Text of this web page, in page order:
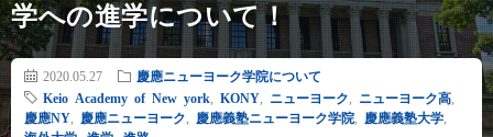
学への進学について！
2020.05.27
慶應ニューヨーク学院について
Keio Academy of New york
KONY ニューヨーク ニューヨーク高
慶應NY
慶應ニューヨーク 慶應義塾ニューヨーク学院 慶應義塾大学